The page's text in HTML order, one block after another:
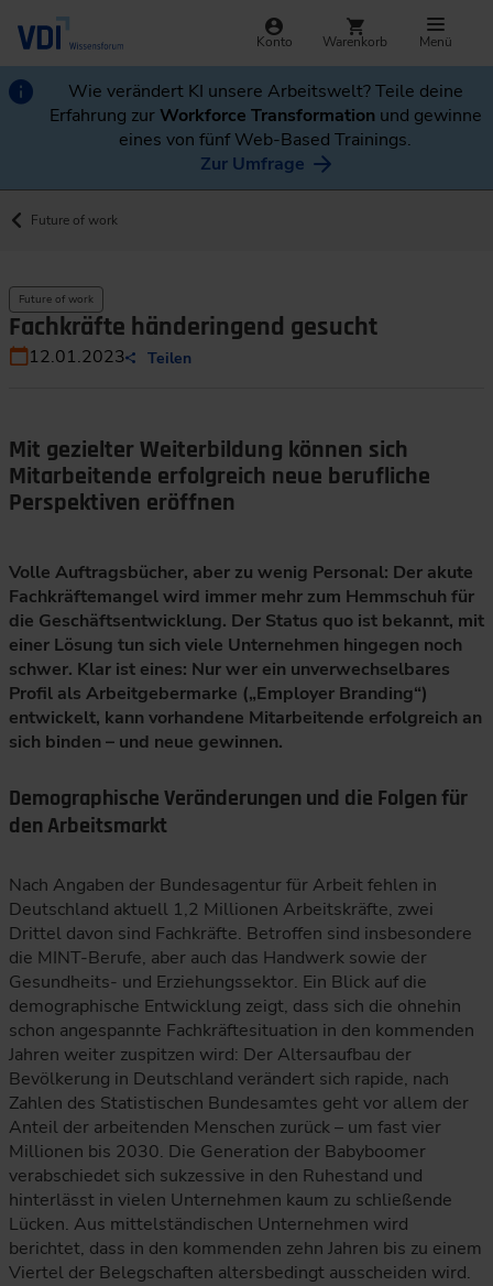
Konto Warenkorb Menü
Wie verändert KI unsere Arbeitswelt? Teile deine
Erfahrung zurWorkforce Transformation und gewinne
eines von fünf Web-Based Trainings.
Zur Umfrage
Future of work
Future of work
Fachkräfte händeringend gesucht
12.01.2023 Teilen
Mit gezielter Weiterbildung können sich
Mitarbeitende erfolgreich neue berufliche
Perspektiven eröffnen
Volle Auftragsbücher, aber zu wenig Personal: Der akute
Fachkräftemangel wird immer mehr zum Hemmschuh für
die Geschäftsentwicklung. Der Status quo ist bekannt, mit
einer Lösung tun sich viele Unternehmen hingegen noch
schwer. Klar ist eines: Nur wer ein unverwechselbares
Profil als Arbeitgebermarke („Employer Branding“)
entwickelt, kann vorhandene Mitarbeitende erfolgreich an
sich binden – und neue gewinnen.
Demographische Veränderungen und die Folgen für
den Arbeitsmarkt
Nach Angaben der Bundesagentur für Arbeit fehlen in
Deutschland aktuell 1,2 Millionen Arbeitskräfte, zwei
Drittel davon sind Fachkräfte. Betroffen sind insbesondere
die MINT-Berufe, aber auch das Handwerk sowie der
Gesundheits- und Erziehungssektor. Ein Blick auf die
demographische Entwicklung zeigt, dass sich die ohnehin
schon angespannte Fachkräftesituation in den kommenden
Jahren weiter zuspitzen wird: Der Altersaufbau der
Bevölkerung in Deutschland verändert sich rapide, nach
Zahlen des Statistischen Bundesamtes geht vor allem der
Anteil der arbeitenden Menschen zurück – um fast vier
Millionen bis 2030. Die Generation der Babyboomer
verabschiedet sich sukzessive in den Ruhestand und
hinterlässt in vielen Unternehmen kaum zu schließende
Lücken. Aus mittelständischen Unternehmen wird
berichtet, dass in den kommenden zehn Jahren bis zu einem
Viertel der Belegschaften altersbedingt ausscheiden wird.